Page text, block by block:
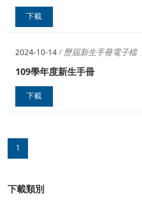
下載
2024-10-14 / 歷屆新生手冊電子檔
109學年度新生手冊
下載
1
下載類別